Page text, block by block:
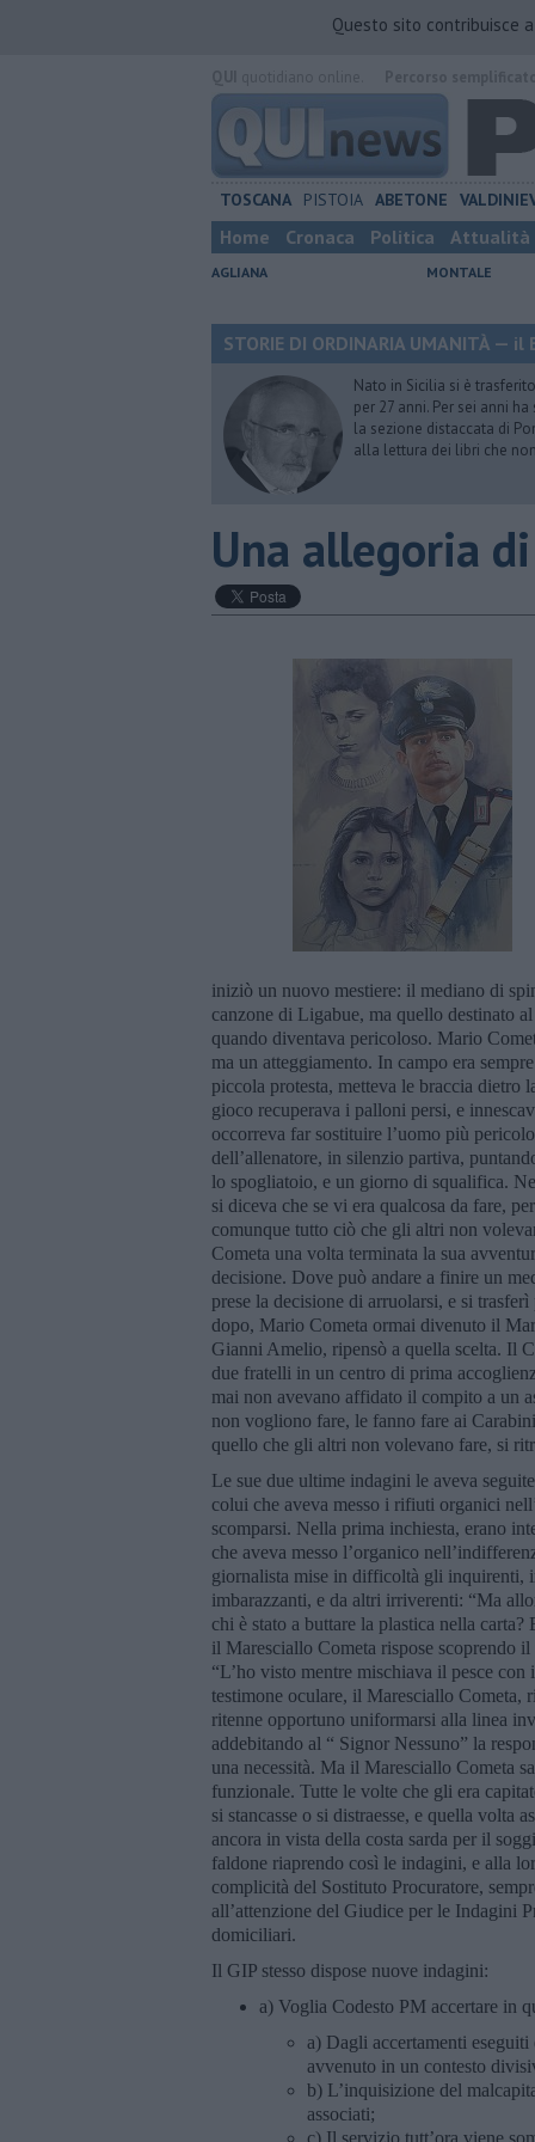
Questo sito contribuisce
TOSCANA PISTOIA ABETONE
Home Cronaca Politica Attualità
AGLIANA MONTALE
STORIE DI ORDINARIA UMANITÀ —
Nato in Sicilia si è
per 27 anni. Per sei anni
la sezione distaccata di
alla lettura dei libri che
Una allegoria
iniziò un nuovo mestiere: il mediano di
canzone di Ligabue, ma quello destinato
quando diventava pericoloso. Mario
ma un atteggiamento. In campo era
piccola protesta, metteva le braccia dietro
gioco recuperava i palloni persi, e
occorreva far sostituire l’uomo più
dell’allenatore, in silenzio partiva,
lo spogliatoio, e un giorno di squalifica.
si diceva che se vi era qualcosa da fare,
comunque tutto ciò che gli altri non
Cometa una volta terminata la sua
decisione. Dove può andare a finire un
prese la decisione di arruolarsi, e si
dopo, Mario Cometa ormai divenuto il
Gianni Amelio, ripensò a quella scelta. Il
due fratelli in un centro di prima
mai non avevano affidato il compito a un
non vogliono fare, le fanno fare ai
quello che gli altri non volevano fare, si
Le sue due ultime indagini le aveva
colui che aveva messo i rifiuti organici
scomparsi. Nella prima inchiesta, erano
che aveva messo l’organico
giornalista mise in difficoltà gli inquirenti,
imbarazzanti, e da altri irriverenti: “Ma
chi è stato a buttare la plastica nella
il Maresciallo Cometa rispose scoprendo
“L’ho visto mentre mischiava il pesce
testimone oculare, il Maresciallo Cometa,
ritenne opportuno uniformarsi alla linea
addebitando al “ Signor Nessuno” la
una necessità. Ma il Maresciallo Cometa
funzionale. Tutte le volte che gli era
si stancasse o si distraesse, e quella volta
ancora in vista della costa sarda per il
faldone riaprendo così le indagini, e alla
complicità del Sostituto Procuratore,
all’attenzione del Giudice per le Indagini
domiciliari.
Il GIP stesso dispose nuove indagini:
a) Voglia Codesto PM accertare in
a) Dagli accertamenti
avvenuto in un contesto
b) L’inquisizione del
associati;
c) Il servizio tutt’ora viene